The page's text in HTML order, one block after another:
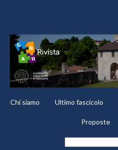
Chi siamo Ultimo fascicolo
Proposte